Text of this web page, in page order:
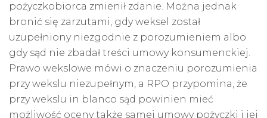
pożyczkobiorca zmienił zdanie. Można jednak
bronić się zarzutami, gdy weksel został
uzupełniony niezgodnie z porozumieniem albo
gdy sąd nie zbadał treści umowy konsumenckiej.
Prawo wekslowe mówi o znaczeniu porozumienia
przy wekslu niezupełnym, a RPO przypomina, że
przy wekslu in blanco sąd powinien mieć
możliwość oceny także samej umowy pożyczki i jej